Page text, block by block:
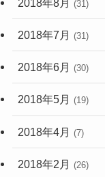
2018年8月 (31)
2018年7月 (31)
2018年6月 (30)
2018年5月 (19)
2018年4月 (7)
2018年2月 (26)